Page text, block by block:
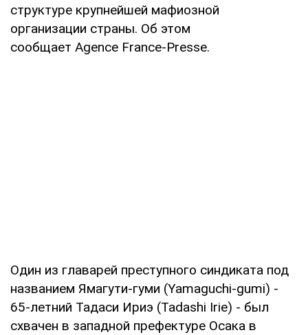
структуре крупнейшей мафиозной
организации страны. Об этом
сообщает Agence France-Presse.
Один из главарей преступного синдиката под
названием Ямагути-гуми (Yamaguchi-gumi) -
65-летний Тадаси Ириэ (Tadashi Irie) - был
схвачен в западной префектуре Осака в